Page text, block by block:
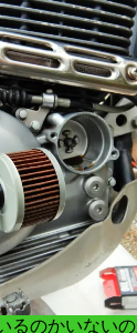
るのかいない